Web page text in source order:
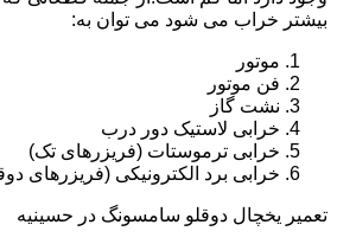
بیشتر خراب می شود می توان به:
موتور
فن موتور
نشت گاز
خرابی لاستیک دور درب
خرابی ترموستات (فریزرهای تک)
خرابی برد الکترونیکی (فریزرهای
تعمیر یخچال دوقلو سامسونگ در حسینیه